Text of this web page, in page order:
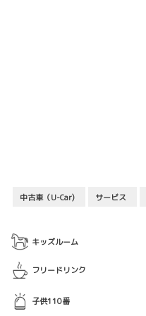
中古車（U-Car) サービス
キッズルーム
フリードリンク
子供110番